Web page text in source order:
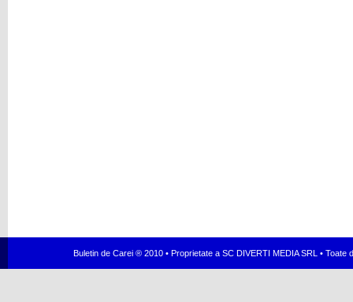
Buletin de Carei ® 2010 • Proprietate a SC DIVERTI MEDIA SRL •